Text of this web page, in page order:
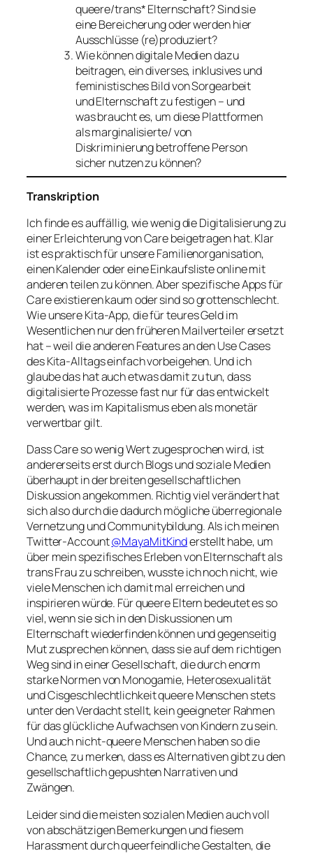
queere/trans* Elternschaft? Sind sie
eine Bereicherung oder werden hier
Ausschlüsse (re)produziert?
Wie können digitale Medien dazu
beitragen, ein diverses, inklusives und
feministisches Bild von Sorgearbeit
und Elternschaft zu festigen – und
was braucht es, um diese Plattformen
als marginalisierte/ von
Diskriminierung betroffene Person
sicher nutzen zu können?
Transkription
Ich finde es auffällig, wie wenig die Digitalisierung zu
einer Erleichterung von Care beigetragen hat. Klar
ist es praktisch für unsere Familienorganisation,
einen Kalender oder eine Einkaufsliste online mit
anderen teilen zu können. Aber spezifische Apps für
Care existieren kaum oder sind so grottenschlecht.
Wie unsere Kita-App, die für teures Geld im
Wesentlichen nur den früheren Mailverteiler ersetzt
hat – weil die anderen Features an den Use Cases
des Kita-Alltags einfach vorbeigehen. Und ich
glaube das hat auch etwas damit zu tun, dass
digitalisierte Prozesse fast nur für das entwickelt
werden, was im Kapitalismus eben als monetär
verwertbar gilt.
Dass Care so wenig Wert zugesprochen wird, ist
andererseits erst durch Blogs und soziale Medien
überhaupt in der breiten gesellschaftlichen
Diskussion angekommen. Richtig viel verändert hat
sich also durch die dadurch mögliche überregionale
Vernetzung und Communitybildung. Als ich meinen
Twitter-Account@MayaMitKinderstellt habe, um
über mein spezifisches Erleben von Elternschaft als
trans Frau zu schreiben, wusste ich noch nicht, wie
viele Menschen ich damit mal erreichen und
inspirieren würde. Für queere Eltern bedeutet es so
viel, wenn sie sich in den Diskussionen um
Elternschaft wiederfinden können und gegenseitig
Mut zusprechen können, dass sie auf dem richtigen
Weg sind in einer Gesellschaft, die durch enorm
starke Normen von Monogamie, Heterosexualität
und Cisgeschlechtlichkeit queere Menschen stets
unter den Verdacht stellt, kein geeigneter Rahmen
für das glückliche Aufwachsen von Kindern zu sein.
Und auch nicht-queere Menschen haben so die
Chance, zu merken, dass es Alternativen gibt zu den
gesellschaftlich gepushten Narrativen und
Zwängen.
Leider sind die meisten sozialen Medien auch voll
von abschätzigen Bemerkungen und fiesem
Harassment durch queerfeindliche Gestalten, die